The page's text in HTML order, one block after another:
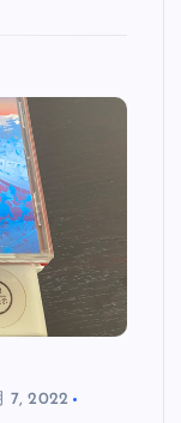
7, 2022